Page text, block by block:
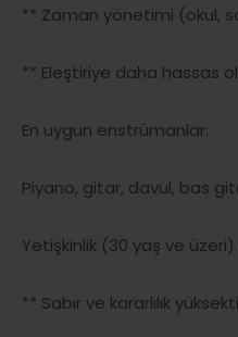
** Zaman yönetimi (okul,
** Eleştiriye daha hassas
En uygun enstrümanlar:
Piyano, gitar, davul, bas
Yetişkinlik (30 yaş ve
** Sabır ve kararlılık